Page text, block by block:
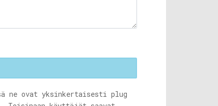
ne ovat yksinkertaisesti plug